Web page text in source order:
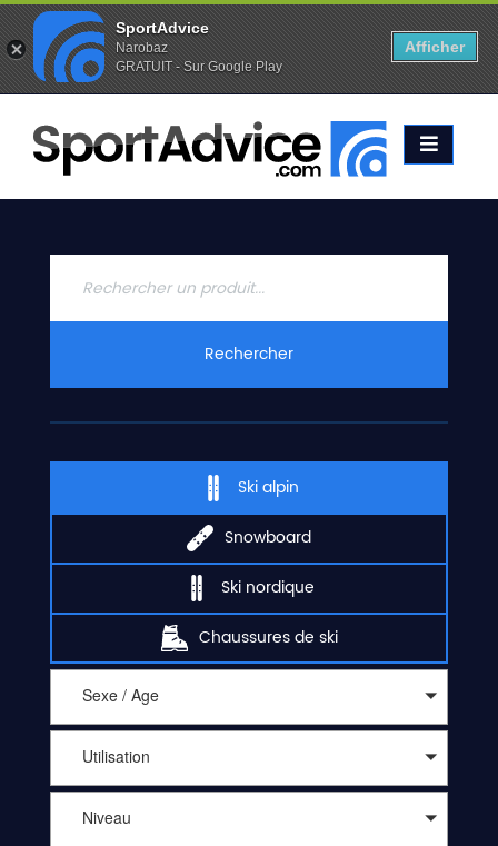
Favoris (0) Alertes (0)
ACCUEIL
SKIS
2020
CONTACT
Rechercher
Ski alpin
Snowboard
Ski nordique
Chaussures de ski
Sexe / Age
Utilisation
Niveau
SportAdvice
Narobaz
GRATUIT - Sur Google Play
Afficher